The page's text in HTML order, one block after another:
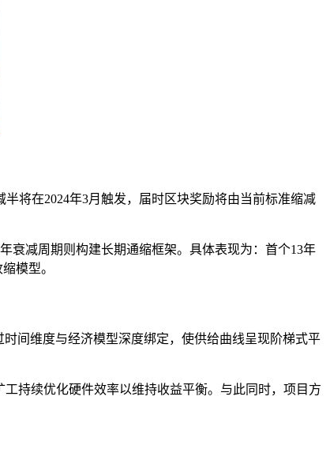
将在2024年3月触发，届时区块奖励将由当前标准缩减
衰减周期则构建长期通缩框架。具体表现为：首个13年
模型。
间维度与经济模型深度绑定，使供给曲线呈现阶梯式平
持续优化硬件效率以维持收益平衡。与此同时，项目方